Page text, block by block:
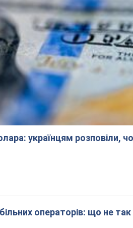
українцям розповіли,
операторів: що не так